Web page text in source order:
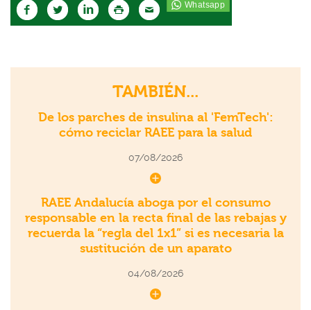
TAMBIÉN...
De los parches de insulina al 'FemTech':
cómo reciclar RAEE para la salud
07/08/2026
RAEE Andalucía aboga por el consumo
responsable en la recta final de las rebajas y
recuerda la “regla del 1x1” si es necesaria la
sustitución de un aparato
04/08/2026